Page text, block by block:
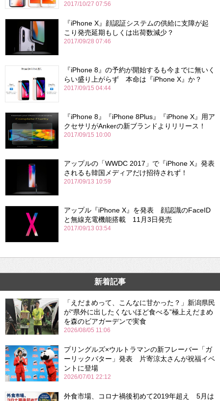
2017/10/27 07:56
『iPhone X』顔認証システムの供給に支障が起
こり発売延期もしくは出荷数減少？
2017/09/28 07:46
『iPhone 8』の予約が開始するも今までに無いく
らい盛り上がらず 本命は『iPhone X』か？
2017/09/15 04:44
『iPhone 8』『iPhone 8Plus』『iPhone X』用ア
クセサリがAnkerの新ブランドよりリリース！
2017/09/15 10:00
アップルの「WWDC 2017」で『iPhone X』発表
されるも韓国メディアだけ招待されず！
2017/09/13 10:59
アップル『iPhone X』を発表 顔認識のFaceID
と無線充電機能搭載 11月3日発売
2017/09/13 03:54
新着記事
「えだまめって、こんなに甘かった？」新潟県民
が“県外に出したくないほど食べる”極上えだまめ
を森のビアガーデンで実食
2026/08/05 11:06
プリングルズ×ウルトラマンの新フレーバー「ガ
ーリックバター」発表 片寄涼太さんが祝福イベ
ントに登場
2026/07/01 22:12
外食市場、コロナ禍後初めて2019年超え 5月は